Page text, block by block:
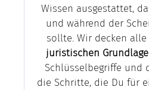
Wissen ausgestattet,
und während der
sollte. Wir decken alle
juristischen
Schlüsselbegriffe und
die Schritte, die Du für